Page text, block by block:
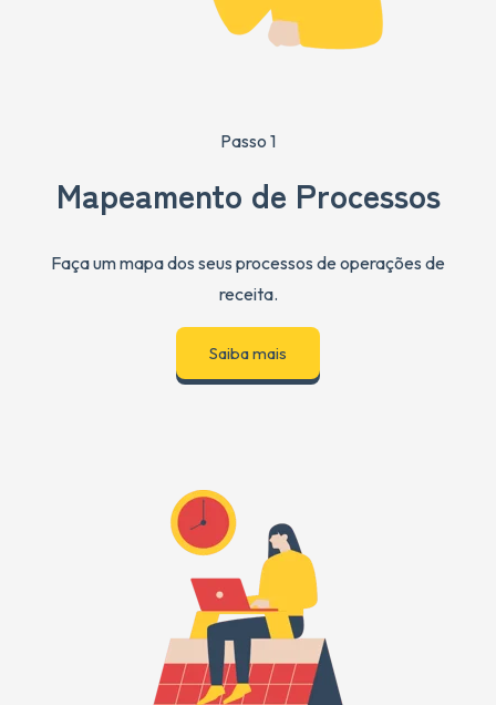
Passo 1
Mapeamento de Processos
Faça um mapa dos seus processos de operações de
receita.
Saiba mais